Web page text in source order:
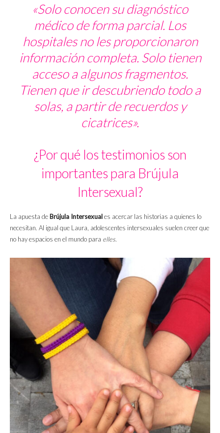
«Solo conocen su diagnóstico
médico de forma parcial. Los
hospitales no les proporcionaron
información completa. Solo tienen
acceso a algunos fragmentos.
Tienen que ir descubriendo todo a
solas, a partir de recuerdos y
cicatrices».
¿Por qué los testimonios son
importantes para Brújula
Intersexual?
La apuesta de Brújula Intersexuales acercar las historias a quienes lo
necesitan. Al igual que Laura, adolescentes intersexuales suelen creer que
no hay espacios en el mundo para elles.